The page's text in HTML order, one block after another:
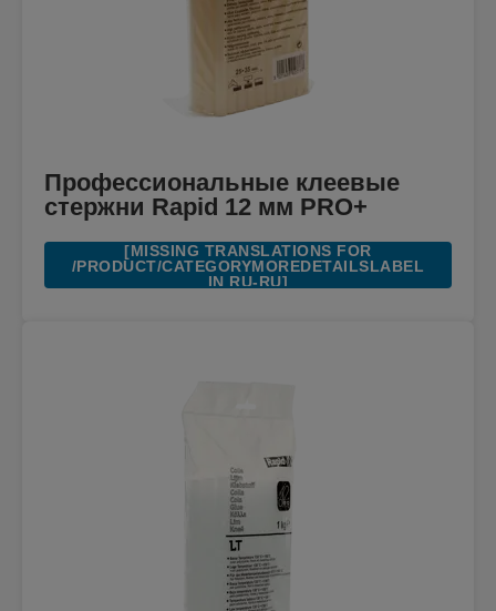
Профессиональные клеевые
стержни Rapid 12 мм PRO+
[MISSING TRANSLATIONS FOR
/PRODUCT/CATEGORYMOREDETAILSLABEL
IN RU-RU]